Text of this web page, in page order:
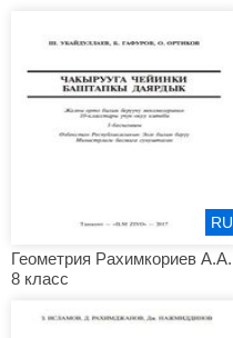
Геометрия Рахимкориев А.А.
8 класс
RU